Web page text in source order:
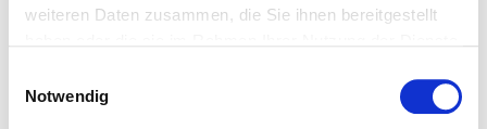
weiteren Daten zusammen, die Sie ihnen bereitgestellt
Notwendig